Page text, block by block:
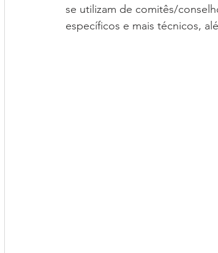
se utilizam de comitês/
específicos e mais técnicos,